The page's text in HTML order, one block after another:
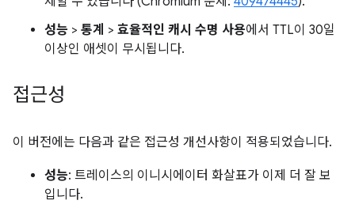
성능 > 통계 > 효율적인 캐시 수명 사용에서 TTL이 30일
이상인 애셋이 무시됩니다.
접근성
이 버전에는 다음과 같은 접근성 개선사항이 적용되었습니다.
성능: 트레이스의 이니시에이터 화살표가 이제 더 잘 보
입니다.